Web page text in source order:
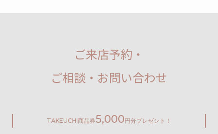
ご来店予約・
ご相談・お問い合わせ
TAKEUCHI商品券5,000 円分プレゼント！